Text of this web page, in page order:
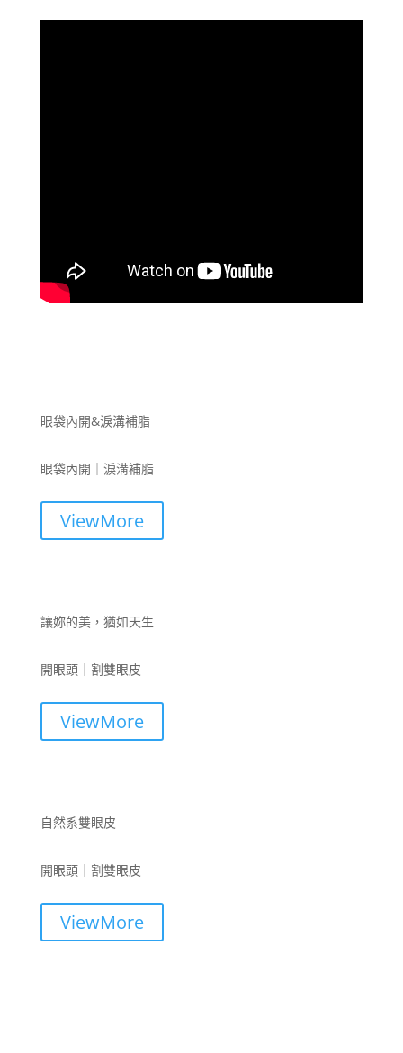
眼袋內開&淚溝補脂
眼袋內開｜淚溝補脂
ViewMore
讓妳的美，猶如天生
開眼頭｜割雙眼皮
ViewMore
自然系雙眼皮
開眼頭｜割雙眼皮
ViewMore